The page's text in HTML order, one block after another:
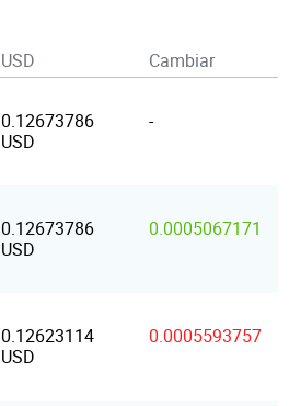
USD Cambiar
0.12673786
USD
-
0.12673786
USD
0.0005067171
0.12623114
USD
0.0005593757